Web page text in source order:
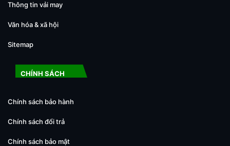
Thông tin vải may
Văn hóa & xã hội
Sitemap
CHÍNH SÁCH
Chính sách bảo hành
Chính sách đổi trả
Chính sách bảo mật